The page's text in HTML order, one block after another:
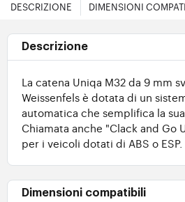
DESCRIZIONE DIMENSIONI
Descrizione
La catena Uniqa M32 da 9 mm
Weissenfels è dotata di un
automatica che semplifica la
Chiamata anche "Clack and Go
per i veicoli dotati di ABS o ESP.
Dimensioni compatibili